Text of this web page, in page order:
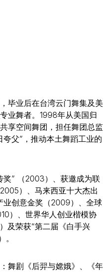
毕业后在台湾云门舞集及美
业舞者。1998年从美国归
享空间舞团，担任舞团总监
父”，推动本土舞蹈工业的
奖” （2003）、获邀成为联
）、马来西亚十大杰出
创意金奖（2009）、全球
）、世界华人创业楷模协
及荣获“第二届《白手兴
舞剧《后羿与嫦娥》、《年